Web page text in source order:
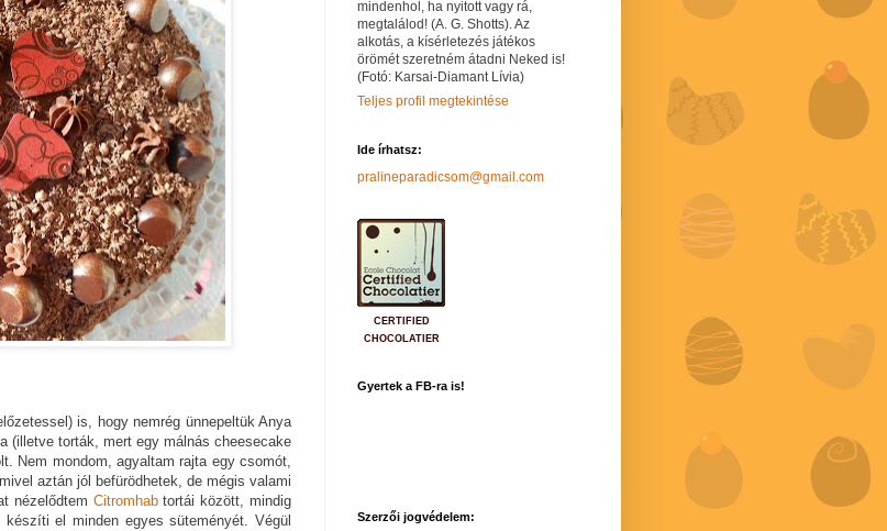
is, hogy nemrég ünnepeltük Anya
(illetve torták, mert egy málnás cheesecake
Nem mondom, agyaltam rajta egy csomót,
aztán jól befürödhetek, de mégis valami
nézelődtem Citromhabtortái között, mindig
el minden egyes süteményét. Végül
mindenhol, ha nyitott vagy rá,
megtalálod! (A. G. Shotts). Az
alkotás, a kísérletezés játékos
örömét szeretném átadni Neked is!
(Fotó: Karsai-Diamant Lívia)
Teljes profil megtekintése
Ide írhatsz:
pralineparadicsom@gmail.com
CERTIFIED
CHOCOLATIER
Gyertek a FB-ra is!
Szerzői jogvédelem: